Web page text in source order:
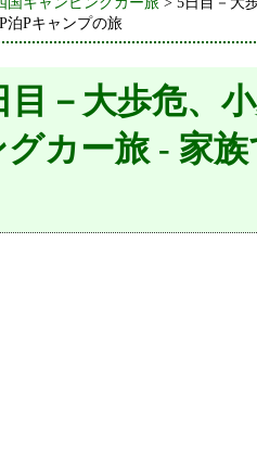
泊Pキャンプの旅
目－大歩危、
グカー旅 - 家